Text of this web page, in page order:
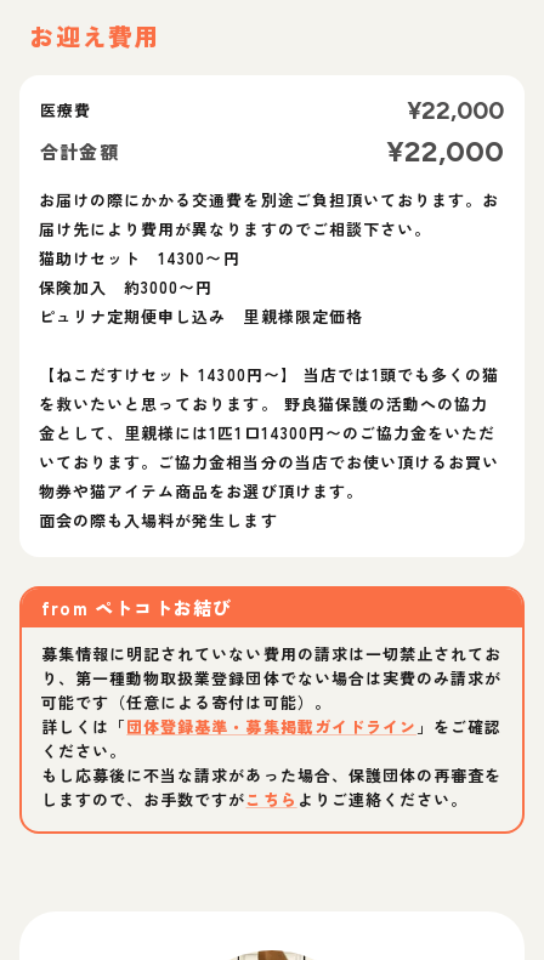
お迎え費用
医療費 ¥22,000
合計金額 ¥22,000
お届けの際にかかる交通費を別途ご負担頂いております。お
届け先により費用が異なりますのでご相談下さい。
猫助けセット 14300〜円
保険加入 約3000〜円
ピュリナ定期便申し込み 里親様限定価格
【ねこだすけセット 14300円〜】 当店では1頭でも多くの猫
を救いたいと思っております。 野良猫保護の活動への協力
金として、里親様には1匹1口14300円〜のご協力金をいただ
いております。ご協力金相当分の当店でお使い頂けるお買い
物券や猫アイテム商品をお選び頂けます。
面会の際も入場料が発生します
from ペトコトお結び
募集情報に明記されていない費用の請求は一切禁止されてお
り、第一種動物取扱業登録団体でない場合は実費のみ請求が
可能です（任意による寄付は可能）。
詳しくは「団体登録基準・募集掲載ガイドライン 」をご確認
ください。
もし応募後に不当な請求があった場合、保護団体の再審査を
しますので、お手数ですがこちら よりご連絡ください。